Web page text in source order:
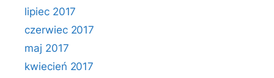
lipiec 2017
czerwiec 2017
maj 2017
kwiecień 2017